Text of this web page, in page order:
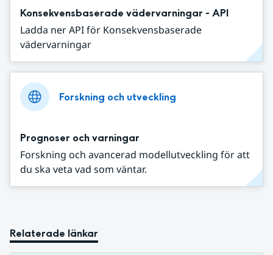
Konsekvensbaserade vädervarningar - API
Ladda ner API för Konsekvensbaserade
vädervarningar
Forskning och utveckling
Prognoser och varningar
Forskning och avancerad modellutveckling för att
du ska veta vad som väntar.
Relaterade länkar